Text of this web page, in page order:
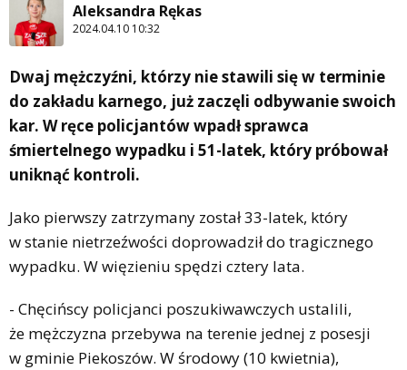
Aleksandra Rękas
2024.04.10 10:32
Dwaj mężczyźni, którzy nie stawili się w terminie
do zakładu karnego, już zaczęli odbywanie swoich
kar. W ręce policjantów wpadł sprawca
śmiertelnego wypadku i 51-latek, który próbował
uniknąć kontroli.
Jako pierwszy zatrzymany został 33-latek, który
w stanie nietrzeźwości doprowadził do tragicznego
wypadku. W więzieniu spędzi cztery lata.
- Chęcińscy policjanci poszukiwawczych ustalili,
że mężczyzna przebywa na terenie jednej z posesji
w gminie Piekoszów. W środowy (10 kwietnia),